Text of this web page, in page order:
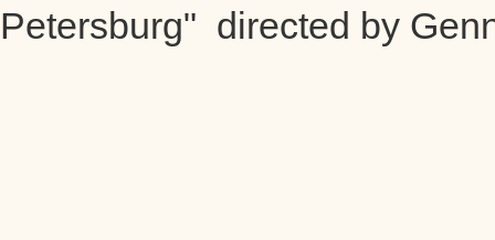
Petersburg" directed by